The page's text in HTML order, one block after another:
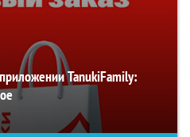
TanukiFamily: